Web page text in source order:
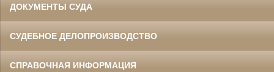
ДОКУМЕНТЫ СУДА
СУДЕБНОЕ ДЕЛОПРОИЗВОДСТВО
СПРАВОЧНАЯ ИНФОРМАЦИЯ